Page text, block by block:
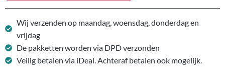
Wij verzenden op maandag, woensdag, donderdag en
vrijdag
De pakketten worden via DPD verzonden
Veilig betalen via iDeal. Achteraf betalen ook mogelijk.